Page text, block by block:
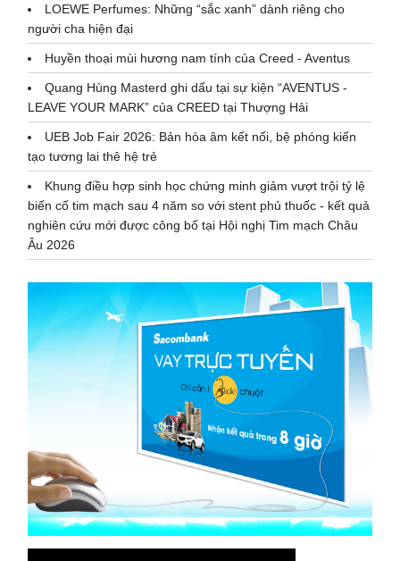
LOEWE Perfumes: Những “sắc xanh” dành riêng cho
người cha hiện đại
Huyền thoại mùi hương nam tính của Creed - Aventus
Quang Hùng Masterd ghi dấu tại sự kiện “AVENTUS -
LEAVE YOUR MARK” của CREED tại Thượng Hải
UEB Job Fair 2026: Bản hòa âm kết nối, bệ phóng kiến
tạo tương lai thê hệ trẻ
Khung điều hợp sinh học chứng minh giảm vượt trội tỷ lệ
biến cố tim mạch sau 4 năm so với stent phủ thuốc - kết quả
nghiên cứu mới được công bố tại Hội nghị Tim mạch Châu
Âu 2026